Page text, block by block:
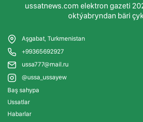
ussatnews.com elektron gazeti
oktýabryndan bäri
Aşgabat, Turkmenistan
+99365692927
ussa777@mail.ru
@ussa_ussayew
Baş sahypa
Ussatlar
Habarlar